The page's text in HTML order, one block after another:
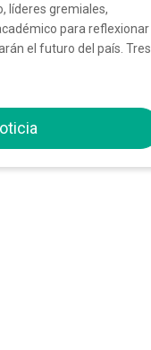
líderes gremiales,
para reflexionar
el futuro del país. Tres